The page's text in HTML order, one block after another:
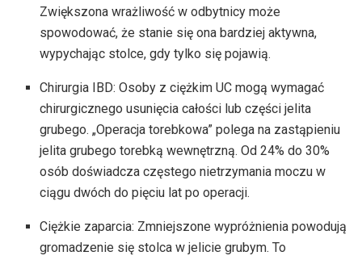
Zwiększona wrażliwość w odbytnicy może
spowodować, że stanie się ona bardziej aktywna,
wypychając stolce, gdy tylko się pojawią.
Chirurgia IBD: Osoby z ciężkim UC mogą wymagać
chirurgicznego usunięcia całości lub części jelita
grubego. „Operacja torebkowa” polega na zastąpieniu
jelita grubego torebką wewnętrzną. Od 24% do 30%
osób doświadcza częstego nietrzymania moczu w
ciągu dwóch do pięciu lat po operacji.
Ciężkie zaparcia: Zmniejszone wypróżnienia powodują
gromadzenie się stolca w jelicie grubym. To